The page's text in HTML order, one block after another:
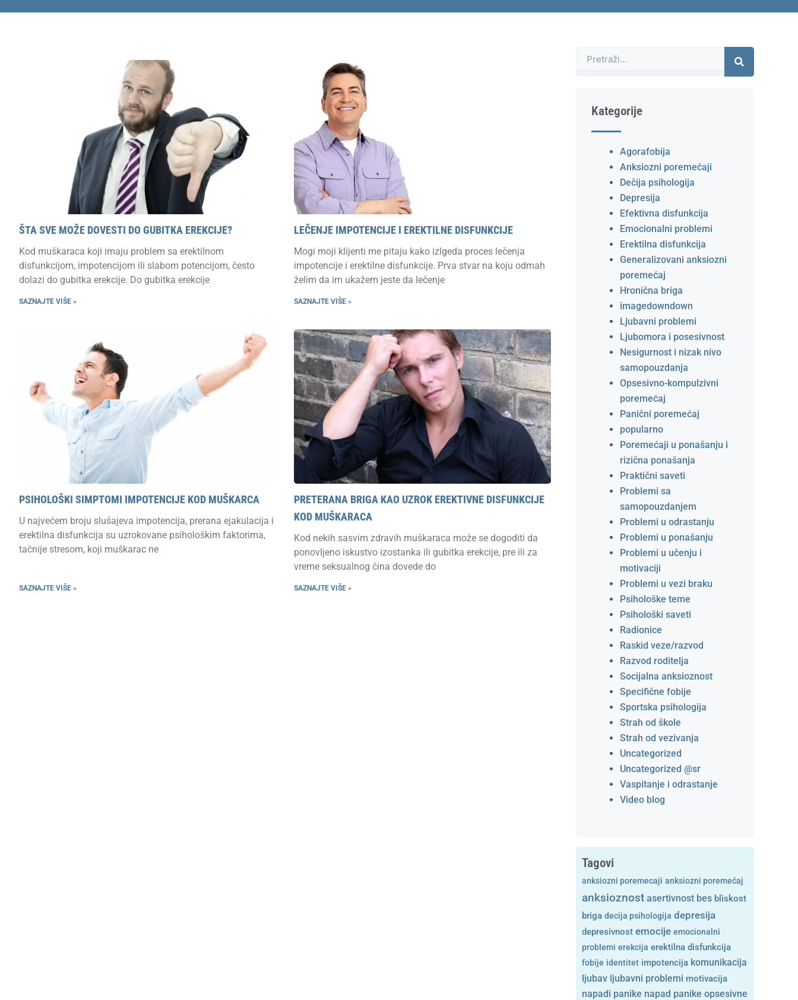
ŠTA SVE MOŽE DOVESTI DO GUBITKA EREKCIJE?
Kod muškaraca koji imaju problem sa erektilnom
disfunkcijom, impotencijom ili slabom potencijom, često
dolazi do gubitka erekcije. Do gubitka erekcije
SAZNAJTE VIŠE »
LEČENJE IMPOTENCIJE I EREKTILNE DISFUNKCIJE
Mogi moji klijenti me pitaju kako izlgeda proces lečenja
impotencije i erektilne disfunkcije. Prva stvar na koju odmah
želim da im ukažem jeste da lečenje
SAZNAJTE VIŠE »
PSIHOLOŠKI SIMPTOMI IMPOTENCIJE KOD MUŠKARCA
U najvećem broju slušajeva impotencija, prerana ejakulacija i
erektilna disfunkcija su uzrokovane psihološkim faktorima,
tačnije stresom, koji muškarac ne
SAZNAJTE VIŠE »
PRETERANA BRIGA KAO UZROK EREKTIVNE DISFUNKCIJE
KOD MUŠKARACA
Kod nekih sasvim zdravih muškaraca može se dogoditi da
ponovljeno iskustvo izostanka ili gubitka erekcije, pre ili za
vreme seksualnog čina dovede do
SAZNAJTE VIŠE »
Претрага
Kategorije
Agorafobija
Anksiozni poremećaji
Dečija psihologija
Depresija
Efektivna disfunkcija
Emocionalni problemi
Erektilna disfunkcija
Generalizovani anksiozni
poremećaj
Hronična briga
imagedowndown
Ljubavni problemi
Ljubomora i posesivnost
Nesigurnost i nizak nivo
samopouzdanja
Opsesivno-kompulzivni
poremećaj
Panični poremećaj
popularno
Poremećaji u ponašanju i
rizična ponašanja
Praktični saveti
Problemi sa
samopouzdanjem
Problemi u odrastanju
Problemi u ponašanju
Problemi u učenju i
motivaciji
Problemi u vezi braku
Psihološke teme
Psihološki saveti
Radionice
Raskid veze/razvod
Razvod roditelja
Socijalna anksioznost
Specifične fobije
Sportska psihologija
Strah od škole
Strah od vezivanja
Uncategorized
Uncategorized @sr
Vaspitanje i odrastanje
Video blog
Tagovi
anksiozni poremecaji anksiozni poremećaj
anksioznost asertivnost bes bliskost
briga decija psihologija depresija
depresivnost emocije emocionalni
problemi erekcija erektilna disfunkcija
fobije identitet impotencija komunikacija
ljubav ljubavni problemi motivacija
napadi panike napad panike opsesivne